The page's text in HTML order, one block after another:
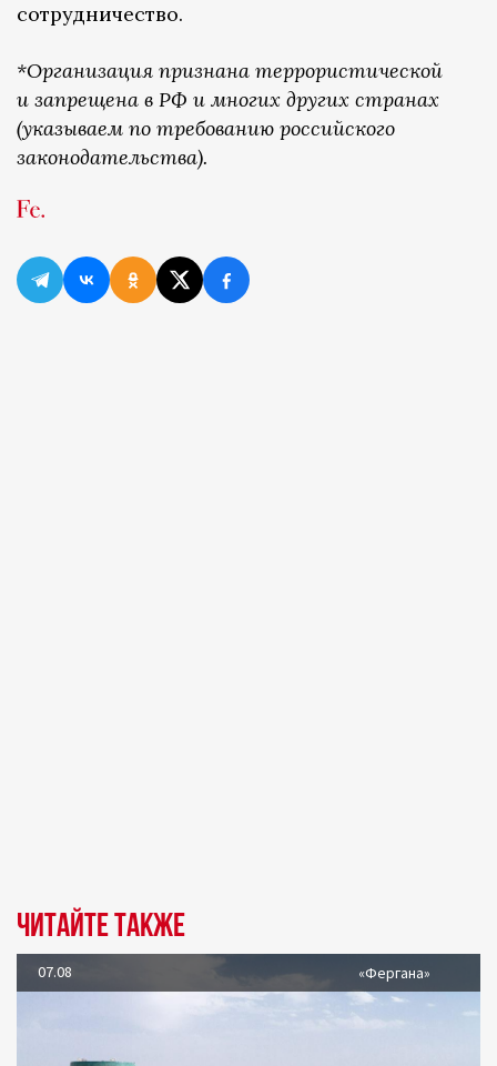
сотрудничество.
*Организация признана террористической
и запрещена в РФ и многих других странах
(указываем по требованию российского
законодательства).
Читайте также
07.08 «Фергана»